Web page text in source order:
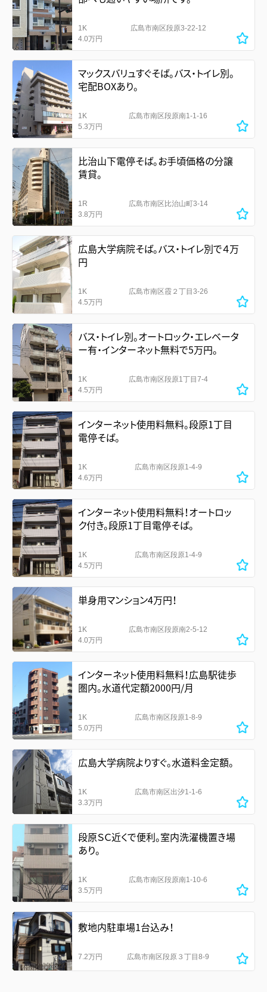
1K
4.0万円
広島市南区段原3-22-12
マックスバリュすぐそば。バス・トイレ別。
宅配BOXあり。
1K
5.3万円
広島市南区段原南1-1-16
比治山下電停そば。お手頃価格の分譲
賃貸。
1R
3.8万円
広島市南区比治山町3-14
広島大学病院そば。バス・トイレ別で４万
円
1K
4.5万円
広島市南区霞２丁目3-26
バス・トイレ別。オートロック・エレベータ
ー有・インターネット無料で5万円。
1K
4.5万円
広島市南区段原1丁目7-4
インターネット使用料無料。段原1丁目
電停そば。
1K
4.6万円
広島市南区段原1-4-9
インターネット使用料無料！オートロッ
ク付き。段原1丁目電停そば。
1K
4.5万円
広島市南区段原1-4-9
単身用マンション4万円！
1K
4.0万円
広島市南区段原南2-5-12
インターネット使用料無料！広島駅徒歩
圏内。水道代定額2000円/月
1K
5.0万円
広島市南区段原1-8-9
広島大学病院よりすぐ。水道料金定額。
1K
3.3万円
広島市南区出汐1-1-6
段原ＳＣ近くで便利。室内洗濯機置き場
あり。
1K
3.5万円
広島市南区段原南1-10-6
敷地内駐車場1台込み！
7.2万円 広島市南区段原３丁目8-9